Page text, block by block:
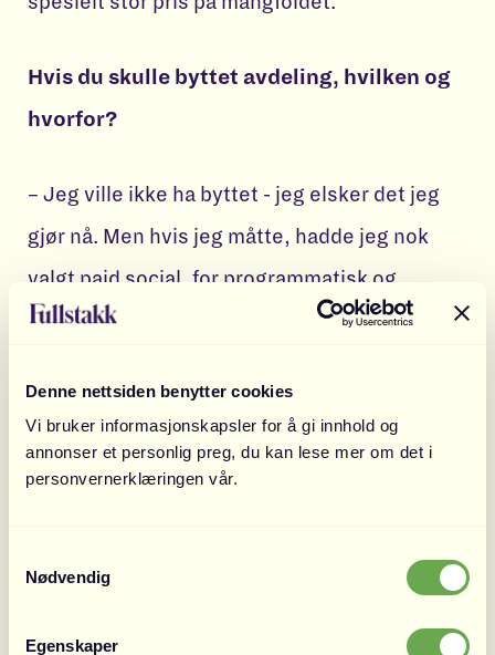
Denne nettsiden benytter cookies
Vi bruker informasjonskapsler for å gi innhold og
annonser et personlig preg, du kan lese mer om det i
personvernerklæringen vår.
Nødvendig
Egenskaper
Hvis du skulle byttet avdeling, hvilken og
hvorfor?
– Jeg ville ikke ha byttet - jeg elsker det jeg
gjør nå. Men hvis jeg måtte, hadde jeg nok
valgt paid social, for programmatisk og
sosiale medier henger ofte godt sammen.
Gi oss en funfact om deg selv
– Jeg har en tvillingsbror, som også jobber